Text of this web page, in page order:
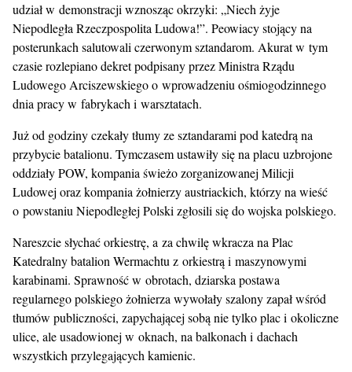
udział w demonstracji wznosząc okrzyki: „Niech żyje
Niepodległa Rzeczpospolita Ludowa!”. Peowiacy stojący na
posterunkach salutowali czerwonym sztandarom. Akurat w tym
czasie rozlepiano dekret podpisany przez Ministra Rządu
Ludowego Arciszewskiego o wprowadzeniu ośmiogodzinnego
dnia pracy w fabrykach i warsztatach.
Już od godziny czekały tłumy ze sztandarami pod katedrą na
przybycie batalionu. Tymczasem ustawiły się na placu uzbrojone
oddziały POW, kompania świeżo zorganizowanej Milicji
Ludowej oraz kompania żołnierzy austriackich, którzy na wieść
o powstaniu Niepodległej Polski zgłosili się do wojska polskiego.
Nareszcie słychać orkiestrę, a za chwilę wkracza na Plac
Katedralny batalion Wermachtu z orkiestrą i maszynowymi
karabinami. Sprawność w obrotach, dziarska postawa
regularnego polskiego żołnierza wywołały szalony zapał wśród
tłumów publiczności, zapychającej sobą nie tylko plac i okoliczne
ulice, ale usadowionej w oknach, na balkonach i dachach
wszystkich przylegających kamienic.